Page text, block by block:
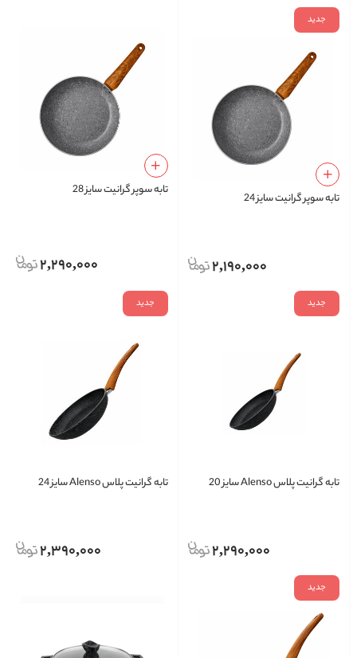
جدید
تابه سوپر گرانیت سایز 24
2,190,000
تابه سوپر گرانیت سایز 28
2,290,000
جدید
تابه گرانیت پلاس Alenso سایز 20
2,290,000
جدید
تابه گرانیت پلاس Alenso سایز 24
2,390,000
جدید